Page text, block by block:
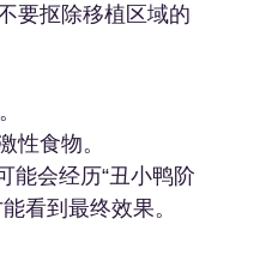
要抠除移植区域的
性食物。
能会经历“丑小鸭阶
看到最终效果。